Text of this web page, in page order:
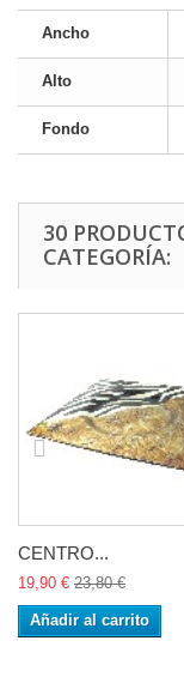
Ancho
Alto
Fondo
30
CATEGORÍA:
CENTRO...
19,90 € 23,80 €
Añadir al carrito